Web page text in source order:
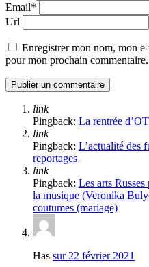
Email*
Url
Enregistrer mon nom, mon
pour mon prochain commentaire.
link
Pingback: La rentrée
link
Pingback: L’actualité des
reportages
link
Pingback: Les arts
la musique (Veronika
coutumes (mariage)
Has sur 22 février 2021